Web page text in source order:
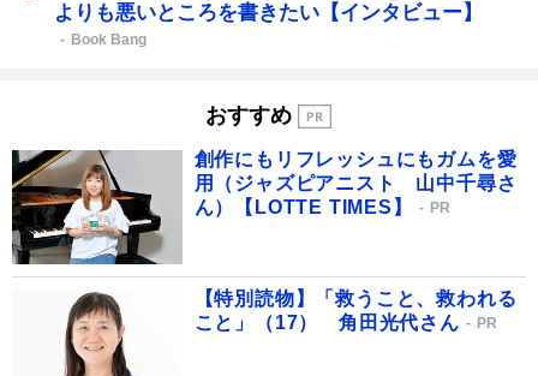
よりも悪いところを書きたい【インタビュー】
Book Bang
おすすめ
創作にもリフレッシュにもガムを愛
用（ジャズピアニスト 山中千尋さ
ん）【LOTTE TIMES】
PR
【特別読物】「救うこと、救われる
こと」（17） 角田光代さん
PR